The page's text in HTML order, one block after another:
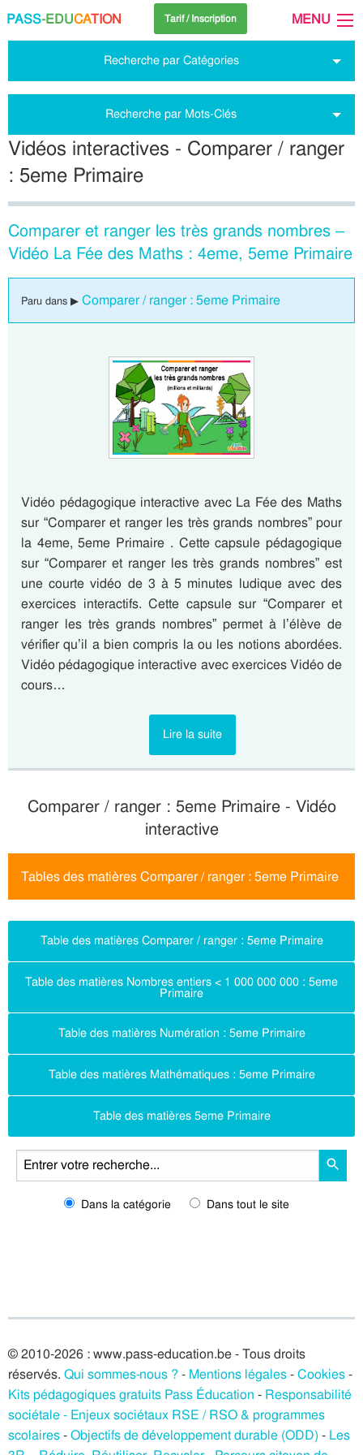
PASS-EDUCATION Tarif / Inscription MENU
Recherche par Catégories
Recherche par Mots-Clés
Vidéos interactives - Comparer / ranger
: 5eme Primaire
Comparer et ranger les très grands nombres –
Vidéo La Fée des Maths : 4eme, 5eme Primaire
Paru dans ▶ Comparer / ranger : 5eme Primaire
Vidéo pédagogique interactive avec La Fée des Maths
sur “Comparer et ranger les très grands nombres” pour
la 4eme, 5eme Primaire . Cette capsule pédagogique
sur “Comparer et ranger les très grands nombres” est
une courte vidéo de 3 à 5 minutes ludique avec des
exercices interactifs. Cette capsule sur “Comparer et
ranger les très grands nombres” permet à l’élève de
vérifier qu’il a bien compris la ou les notions abordées.
Vidéo pédagogique interactive avec exercices Vidéo de
cours…
Lire la suite
Comparer / ranger : 5eme Primaire - Vidéo
interactive
Tables des matières Comparer / ranger : 5eme Primaire
Table des matières Comparer / ranger : 5eme Primaire
Table des matières Nombres entiers < 1 000 000 000 : 5eme
Primaire
Table des matières Numération : 5eme Primaire
Table des matières Mathématiques : 5eme Primaire
Table des matières 5eme Primaire
Dans la catégorie Dans tout le site
© 2010-2026 : www.pass-education.be - Tous droits
réservés. Qui sommes-nous ? - Mentions légales-Cookies-
Kits pédagogiques gratuits Pass Éducation - Responsabilité
sociétale - Enjeux sociétaux RSE / RSO & programmes
scolaires-Objectifs de développement durable (ODD) - Les